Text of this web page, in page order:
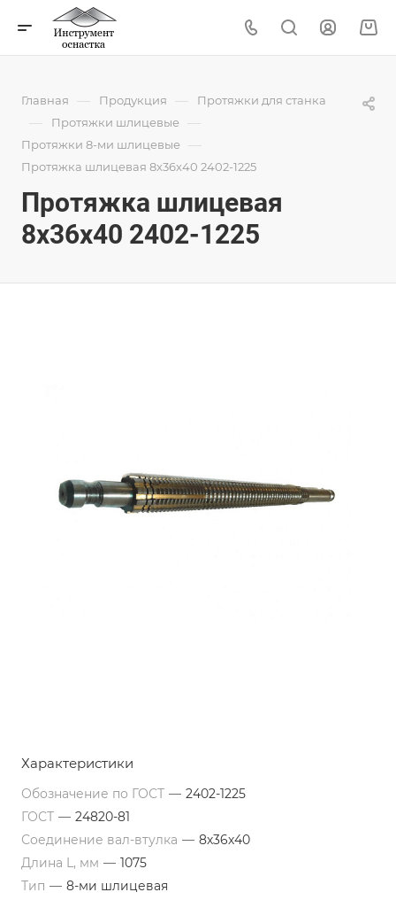
Главная — Продукция — Протяжки для станка
— Протяжки шлицевые —
Протяжки 8-ми шлицевые —
Протяжка шлицевая 8x36x40 2402-1225
Протяжка шлицевая
8x36x40 2402-1225
Характеристики
Обозначение по ГОСТ — 2402-1225
ГОСТ — 24820-81
Соединение вал-втулка — 8х36х40
Длина L, мм — 1075
Тип — 8-ми шлицевая